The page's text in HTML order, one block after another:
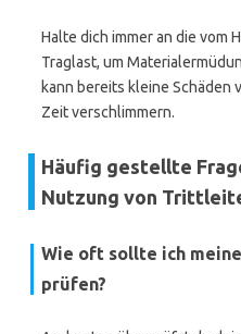
Halte dich immer an die vom
Traglast, um
kann bereits kleine Schäden
Zeit verschlimmern.
Häufig gestellte
Nutzung von
Wie oft sollte ich
prüfen?